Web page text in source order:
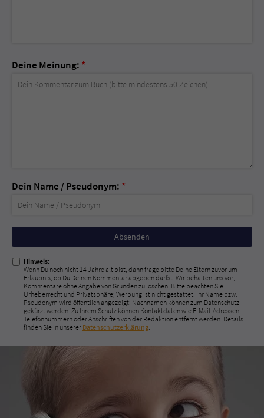
Deine Meinung: *
Dein Name / Pseudonym: *
Nicht
ausfüllen!
Hinweis:
Wenn Du noch nicht 14 Jahre alt bist, dann frage bitte Deine Eltern zuvor um
Erlaubnis, ob Du Deinen Kommentar abgeben darfst. Wir behalten uns vor,
Kommentare ohne Angabe von Gründen zu löschen. Bitte beachten Sie
Urheberrecht und Privatsphäre; Werbung ist nicht gestattet. Ihr Name bzw.
Pseudonym wird öffentlich angezeigt; Nachnamen können zum Datenschutz
gekürzt werden. Zu Ihrem Schutz können Kontaktdaten wie E-Mail-Adressen,
Telefonnummern oder Anschriften von der Redaktion entfernt werden. Details
finden Sie in unserer Datenschutzerklärung.